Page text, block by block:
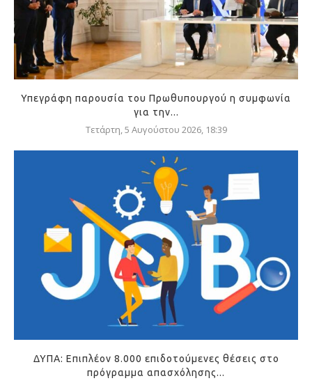
Υπεγράφη παρουσία του Πρωθυπουργού η συμφωνία
για την...
Τετάρτη, 5 Αυγούστου 2026, 18:39
ΔΥΠΑ: Επιπλέον 8.000 επιδοτούμενες θέσεις στο
πρόγραμμα απασχόλησης...